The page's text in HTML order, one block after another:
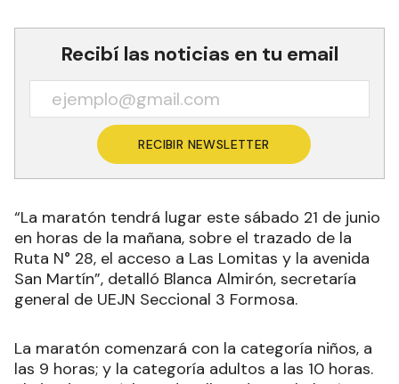
Recibí las noticias en tu email
RECIBIR NEWSLETTER
“La maratón tendrá lugar este sábado 21 de junio
en horas de la mañana, sobre el trazado de la
Ruta N° 28, el acceso a Las Lomitas y la avenida
San Martín”, detalló Blanca Almirón, secretaría
general de UEJN Seccional 3 Formosa.
La maratón comenzará con la categoría niños, a
las 9 horas; y la categoría adultos a las 10 horas.